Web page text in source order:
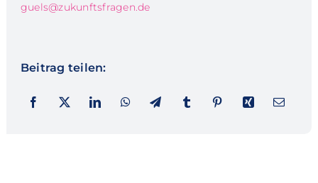
guels@zukunftsfragen.de
Beitrag teilen: